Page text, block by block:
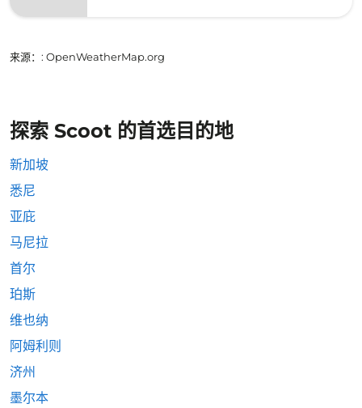
来源： : OpenWeatherMap.org
探索 Scoot 的首选目的地
新加坡
悉尼
亚庇
马尼拉
首尔
珀斯
维也纳
阿姆利则
济州
墨尔本